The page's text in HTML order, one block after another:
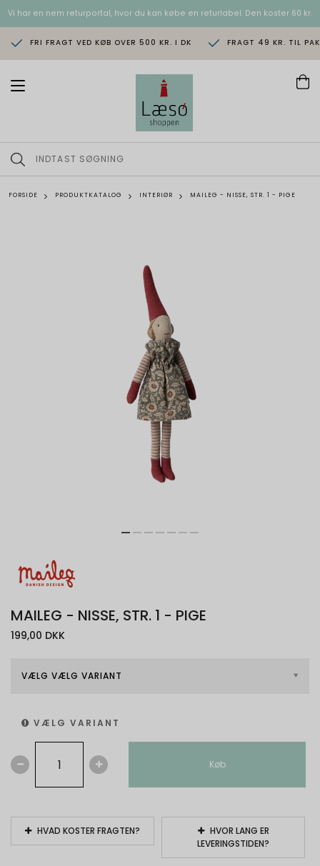
Vi har en nem returportal, hvor du kan købe en returlabel. Den koster 60 kr.
FRI FRAGT VED KØB OVER 500 KR. I DK FRAGT 49 KR. TIL
T
n
a
i
FORSIDE PRODUKTKATALOG INTERIØR MAILEG - NISSE, STR. 1 - PIGE
MAILEG - NISSE, STR. 1 - PIGE
199,00 DKK
VÆLG VÆLG VARIANT
VÆLG VARIANT
Køb
HVAD KOSTER FRAGTEN?
HVOR LANG ER
LEVERINGSTIDEN?